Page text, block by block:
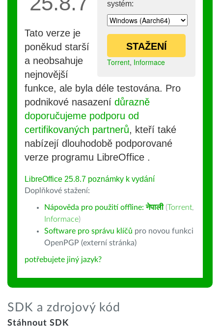
systém:
STAŽENÍ
Torrent, Informace
Tato verze je
poněkud starší
a neobsahuje
nejnovější
funkce, ale byla déle testována. Pro
podnikové nasazení důrazně
doporučujeme podporu od
certifikovaných partnerů, kteří také
nabízejí dlouhodobě podporované
verze programu LibreOffice .
LibreOffice 25.8.7 poznámky k vydání
Doplňkové stažení:
Nápověda pro použití offline:नेपाली (Torrent,
Informace)
Software pro správu klíčů pro novou funkci
OpenPGP (externí stránka)
potřebujete jiný jazyk?
SDK a zdrojový kód
Stáhnout SDK